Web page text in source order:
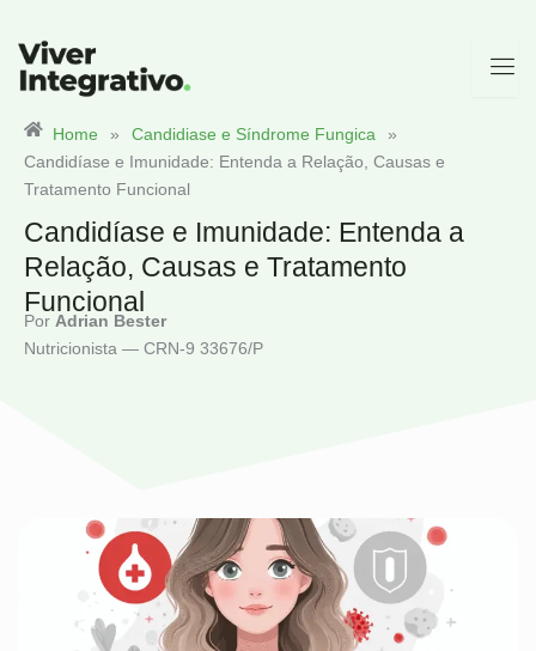
para
conteúdo
Home » Candidiase e Síndrome Fungica
»
Candidíase e Imunidade: Entenda a Relação, Causas e
Tratamento Funcional
Candidíase e Imunidade: Entenda a
Relação, Causas e Tratamento
Funcional
Por Adrian Bester
Nutricionista — CRN-9 33676/P